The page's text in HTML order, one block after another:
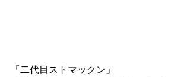
「二代目ストマックン」